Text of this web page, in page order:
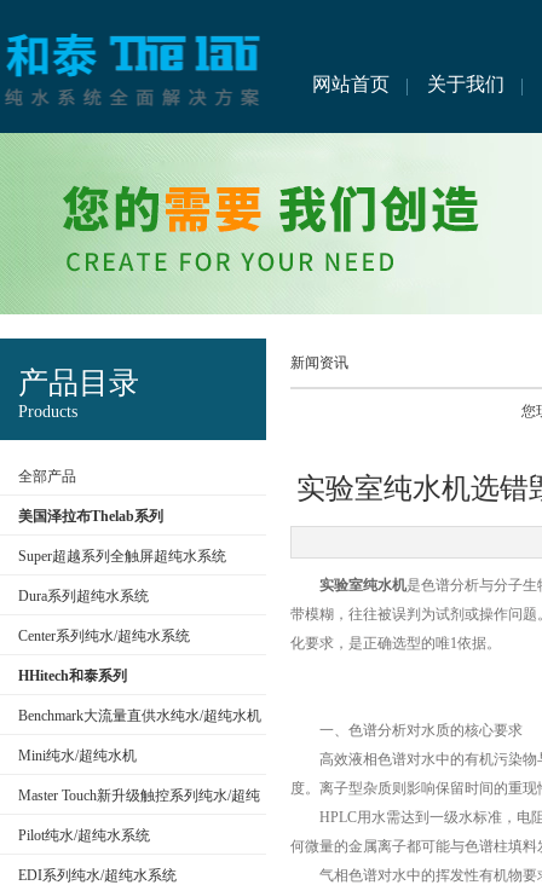
网站首页 关于我们
产品目录
Products
全部产品
美国泽拉布Thelab系列
Super超越系列全触屏超纯水系统
Dura系列超纯水系统
Center系列纯水/超纯水系统
HHitech和泰系列
Benchmark大流量直供水纯水/超纯水机
Mini纯水/超纯水机
Master Touch新升级触控系列纯水/超纯
水系统
Pilot纯水/超纯水系统
EDI系列纯水/超纯水系统
新闻资讯
您
实验室纯水机选错
实验室纯水机是色谱分析与分子
带模糊，往往被误判为试剂或操作问
化要求，是正确选型的唯1依据。
一、色谱分析对水质的核心要求
高效液相色谱对水中的有机污染物
度。离子型杂质则影响保留时间的重
HPLC用水需达到一级水标准，电阻
何微量的金属离子都可能与色谱柱填
气相色谱对水中的挥发性有机物要